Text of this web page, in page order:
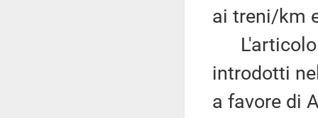
ai treni/km
L'articolo
introdotti
a favore di